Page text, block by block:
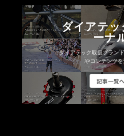
ダイアテッ
ーナ
ダイアテック取扱ブラン
やコンテンツを
記事一覧へ